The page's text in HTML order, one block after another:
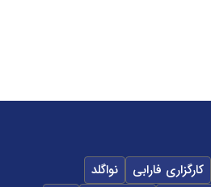
کارگزاری فارابی
نواگلد